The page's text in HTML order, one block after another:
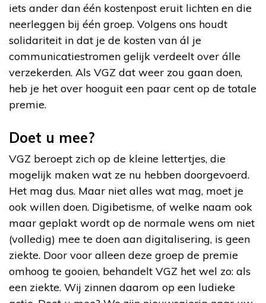
iets ander dan één kostenpost eruit lichten en die
neerleggen bij één groep. Volgens ons houdt
solidariteit in dat je de kosten van ál je
communicatiestromen gelijk verdeelt over álle
verzekerden. Als VGZ dat weer zou gaan doen,
heb je het over hooguit een paar cent op de totale
premie.
Doet u mee?
VGZ beroept zich op de kleine lettertjes, die
mogelijk maken wat ze nu hebben doorgevoerd.
Het mag dus. Maar niet alles wat mag, moet je
ook willen doen. Digibetisme, of welke naam ook
maar geplakt wordt op de normale wens om niet
(volledig) mee te doen aan digitalisering, is geen
ziekte. Door voor alleen deze groep de premie
omhoog te gooien, behandelt VGZ het wel zo: als
een ziekte. Wij zinnen daarom op een ludieke